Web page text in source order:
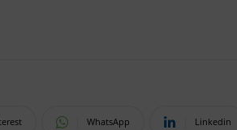
WhatsApp Linkedin